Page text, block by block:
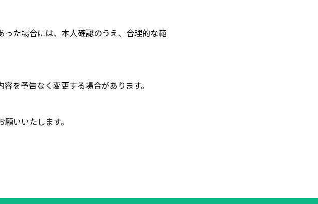
た場合には、本人確認のうえ、合理的な範
を予告なく変更する場合があります。
いいたします。